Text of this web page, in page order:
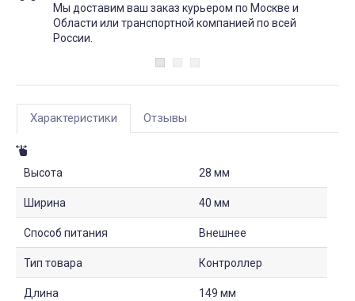
Мы доставим ваш заказ курьером по Москве и
Области или транспортной компанией по всей
России.
Характеристики Отзывы
Высота 28 мм
Ширина 40 мм
Способ питания Внешнее
Тип товара Контроллер
Длина 149 мм